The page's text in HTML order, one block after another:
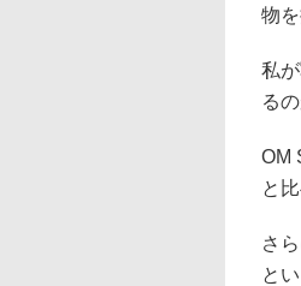
物
私
る
OM
と
さ
と